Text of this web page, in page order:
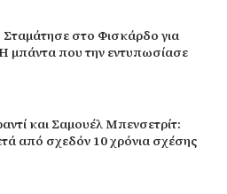
στο Φισκάρδο για
μπάντα που την εντυπωσίασε
και Σαμουέλ Μπενσετρίτ:
από σχεδόν 10 χρόνια σχέσης